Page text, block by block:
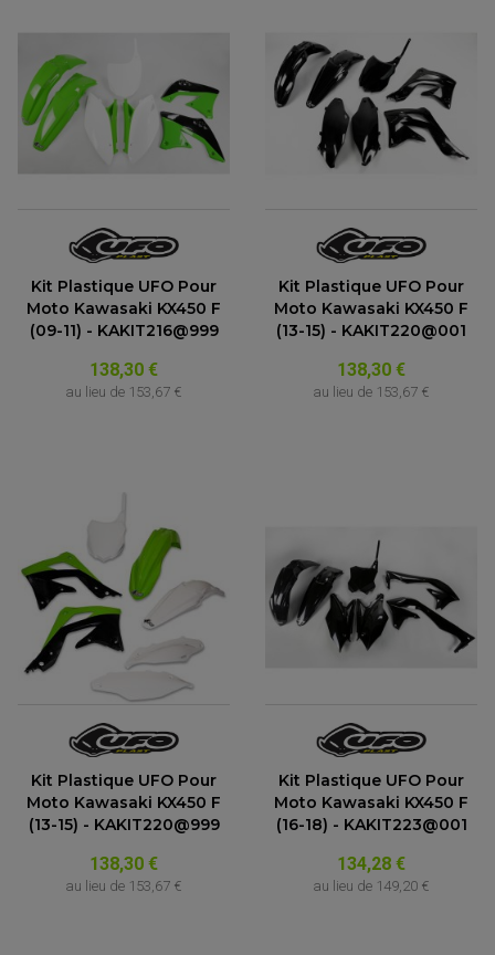
Kit Plastique UFO Pour
Moto Kawasaki KX450 F
(09-11) - KAKIT216@999
138,30 €
au lieu de 153,67 €
Kit Plastique UFO Pour
Moto Kawasaki KX450 F
(13-15) - KAKIT220@001
138,30 €
au lieu de 153,67 €
Kit Plastique UFO Pour
Moto Kawasaki KX450 F
(13-15) - KAKIT220@999
138,30 €
au lieu de 153,67 €
Kit Plastique UFO Pour
Moto Kawasaki KX450 F
(16-18) - KAKIT223@001
134,28 €
au lieu de 149,20 €